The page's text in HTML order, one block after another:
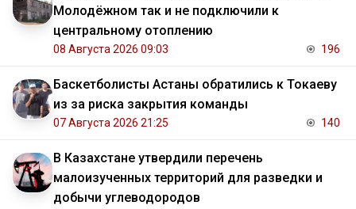
Молодёжном так и не подключили к
центральному отоплению
08 Августа 2026 09:03 196
Баскетболисты Астаны обратились к Токаеву
из за риска закрытия команды
07 Августа 2026 21:25 140
В Казахстане утвердили перечень
малоизученных территорий для разведки и
добычи углеводородов